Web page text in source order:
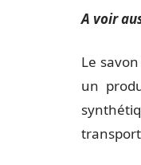
A voir
Le
un